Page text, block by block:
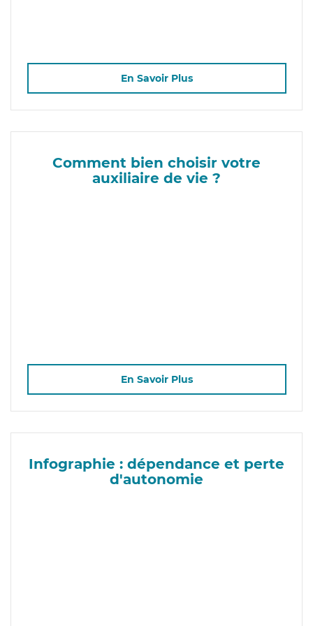
En Savoir Plus
Comment bien choisir votre
auxiliaire de vie ?
En Savoir Plus
Infographie : dépendance et perte
d'autonomie